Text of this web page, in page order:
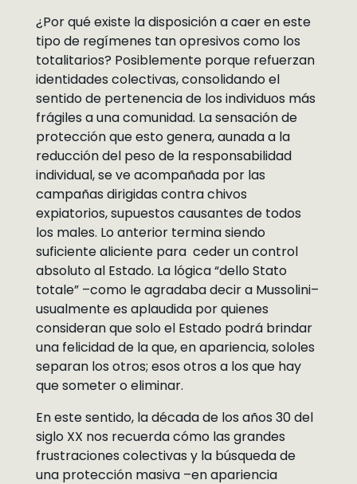
¿Por qué existe la disposición a caer en este
tipo de regímenes tan opresivos como los
totalitarios? Posiblemente porque refuerzan
identidades colectivas, consolidando el
sentido de pertenencia de los individuos más
frágiles a una comunidad. La sensación de
protección que esto genera, aunada a la
reducción del peso de la responsabilidad
individual, se ve acompañada por las
campañas dirigidas contra chivos
expiatorios, supuestos causantes de todos
los males. Lo anterior termina siendo
suficiente aliciente para ceder un control
absoluto al Estado. La lógica “dello Stato
totale” –como le agradaba decir a Mussolini–
usualmente es aplaudida por quienes
consideran que solo el Estado podrá brindar
una felicidad de la que, en apariencia, sololes
separan los otros; esos otros a los que hay
que someter o eliminar.
En este sentido, la década de los años 30 del
siglo XX nos recuerda cómo las grandes
frustraciones colectivas y la búsqueda de
una protección masiva –en apariencia